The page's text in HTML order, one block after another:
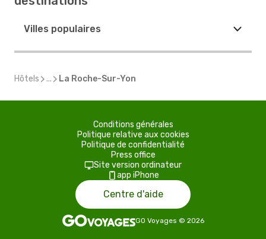
Villes populaires
Hôtels ... La Roche-Sur-Yon
Conditions générales
Politique relative aux cookies
Politique de confidentialité
Press office
Site version ordinateur
app iPhone
Centre d'aide
GO Voyages © 2026